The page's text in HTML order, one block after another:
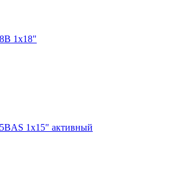
1x18"
1x15" активный